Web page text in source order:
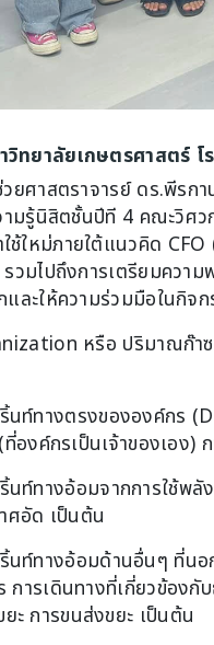
ทยาลัยเกษตรศาสตร์ โ
ศาสตราจารย์ ดร.พีรก
ามรู้นิสิตชั้นปีที 4 คณะวิ
ใช้ใหม่ภายใต้แนวคิด
มไปถึงการเตรียมควา
ละให้ความร่วมมือในกิจ
หรือ ปริมาณก๊าซ
ท์ทางตรงขององค์กร
องค์กรเป็นเจ้าของเอง
ท์ทางอ้อมจากการใช้พ
ศอัด เป็นต้น
ท์ทางอ้อมด้านอื่นๆ ที่นอ
ารเดินทางที่เกี่ยวข้อง
การขนส่งขยะ เป็นต้น